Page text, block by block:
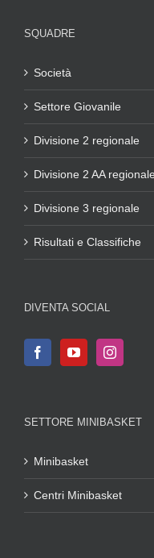
SQUADRE
Società
Settore Giovanile
Divisione 2 regionale
Divisione 2 AA regionale
Divisione 3 regionale
Risultati e Classifiche
DIVENTA SOCIAL
SETTORE MINIBASKET
Minibasket
Centri Minibasket